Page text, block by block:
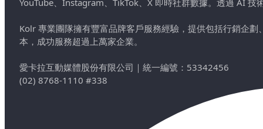
Kolr 專業團隊擁有豐富品牌客戶服務經驗，提供包括行銷企
本，成功服務超過上萬家企業。
愛卡拉互動媒體股份有限公司 ｜ 統一編號：53342456
(02) 8768-1110 #338